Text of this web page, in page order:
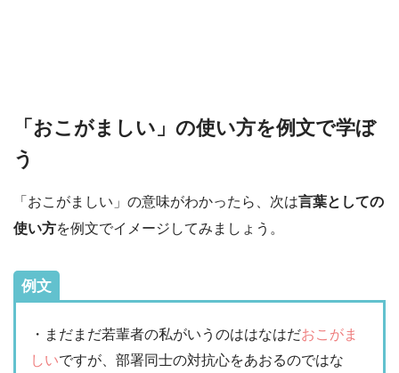
「おこがましい」の使い方を例文で学ぼ
う
「おこがましい」の意味がわかったら、次は言葉としての
使い方を例文でイメージしてみましょう。
例文
・まだまだ若輩者の私がいうのははなはだおこがま
しいですが、部署同士の対抗心をあおるのではな